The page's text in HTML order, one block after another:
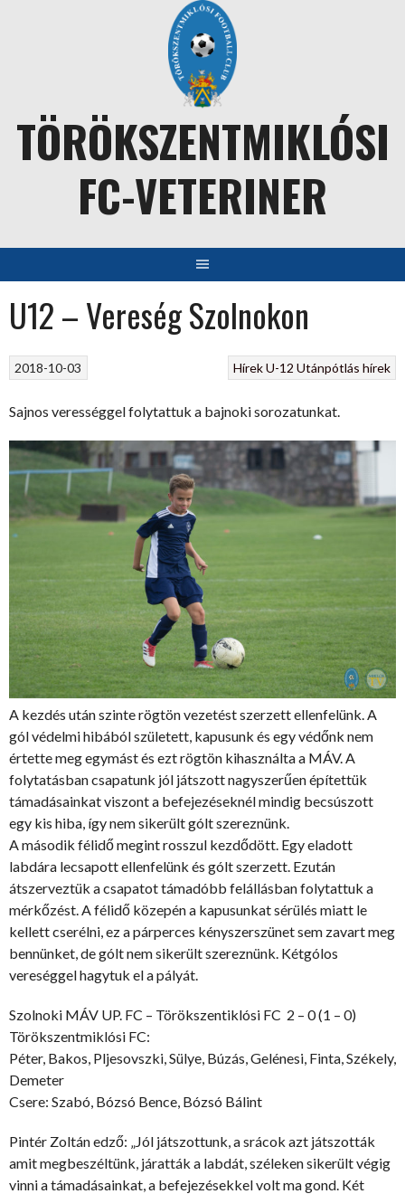
TÖRÖKSZENTMIKLÓSI
FC-VETERINER
U12 – Vereség Szolnokon
HírekU-12 Utánpótlás hírek
2018-10-03
Sajnos verességgel folytattuk a bajnoki sorozatunkat.
A kezdés után szinte rögtön vezetést szerzett ellenfelünk. A
gól védelmi hibából született, kapusunk és egy védőnk nem
értette meg egymást és ezt rögtön kihasználta a MÁV. A
folytatásban csapatunk jól játszott nagyszerűen építettük
támadásainkat viszont a befejezéseknél mindig becsúszott
egy kis hiba, így nem sikerült gólt szereznünk.
A második félidő megint rosszul kezdődött. Egy eladott
labdára lecsapott ellenfelünk és gólt szerzett. Ezután
átszerveztük a csapatot támadóbb felállásban folytattuk a
mérkőzést. A félidő közepén a kapusunkat sérülés miatt le
kellett cserélni, ez a párperces kényszerszünet sem zavart meg
bennünket, de gólt nem sikerült szereznünk. Kétgólos
vereséggel hagytuk el a pályát.
Szolnoki MÁV UP. FC – Törökszentiklósi FC 2 – 0 (1 – 0)
Törökszentmiklósi FC:
Péter, Bakos, Pljesovszki, Sülye, Búzás, Gelénesi, Finta, Székely,
Demeter
Csere: Szabó, Bózsó Bence, Bózsó Bálint
Pintér Zoltán edző: „Jól játszottunk, a srácok azt játszották
amit megbeszéltünk, járatták a labdát, széleken sikerült végig
vinni a támadásainkat, a befejezésekkel volt ma gond. Két